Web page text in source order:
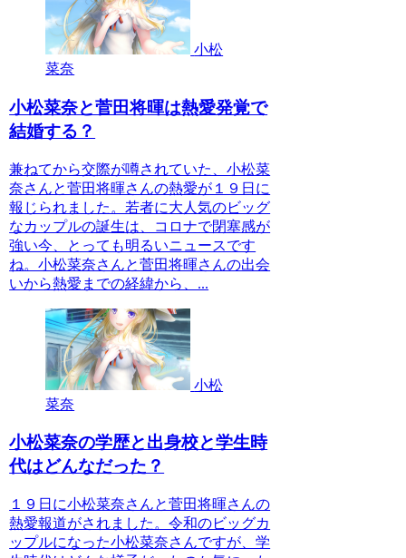
小松
菜奈
小松菜奈と菅田将暉は熱愛発覚で
結婚する？
兼ねてから交際が噂されていた、小松菜
奈さんと菅田将暉さんの熱愛が１９日に
報じられました。若者に大人気のビッグ
なカップルの誕生は、コロナで閉塞感が
強い今、とっても明るいニュースです
ね。小松菜奈さんと菅田将暉さんの出会
いから熱愛までの経緯から、...
小松
菜奈
小松菜奈の学歴と出身校と学生時
代はどんなだった？
１９日に小松菜奈さんと菅田将暉さんの
熱愛報道がされました。令和のビッグカ
ップルになった小松菜奈さんですが、学